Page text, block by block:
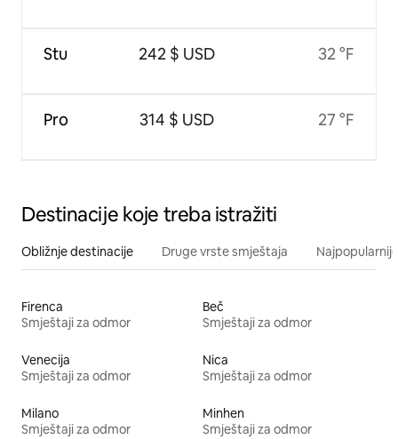
Stu
Pro
242 $ USD
314 $ USD
32 °F
27 °F
Destinacije koje treba istražiti
Obližnje destinacije Druge vrste smještaja
Firenca
Smještaji za odmor
Beč
Smještaji za odmor
Venecija
Smještaji za odmor
Nica
Smještaji za odmor
Milano
Smještaji za odmor
Minhen
Smještaji za odmor